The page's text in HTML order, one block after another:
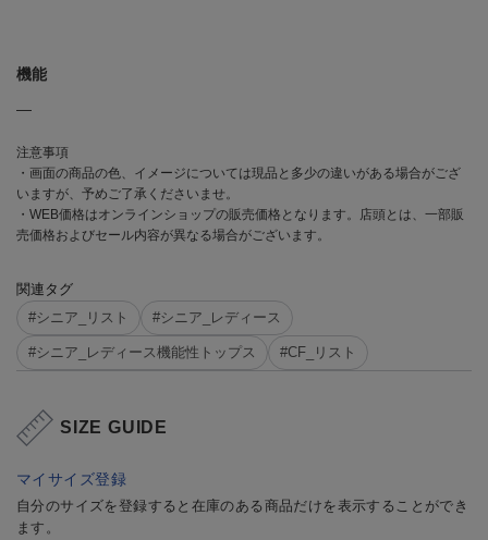
機能
―
注意事項
・画面の商品の色、イメージについては現品と多少の違いがある場合がござ
いますが、予めご了承くださいませ。
・WEB価格はオンラインショップの販売価格となります。店頭とは、一部販
売価格およびセール内容が異なる場合がございます。
関連タグ
#シニア_リスト
#シニア_レディース
#シニア_レディース機能性トップス #CF_リスト
SIZE GUIDE
マイサイズ登録
自分のサイズを登録すると在庫のある商品だけを表示することができ
ます。